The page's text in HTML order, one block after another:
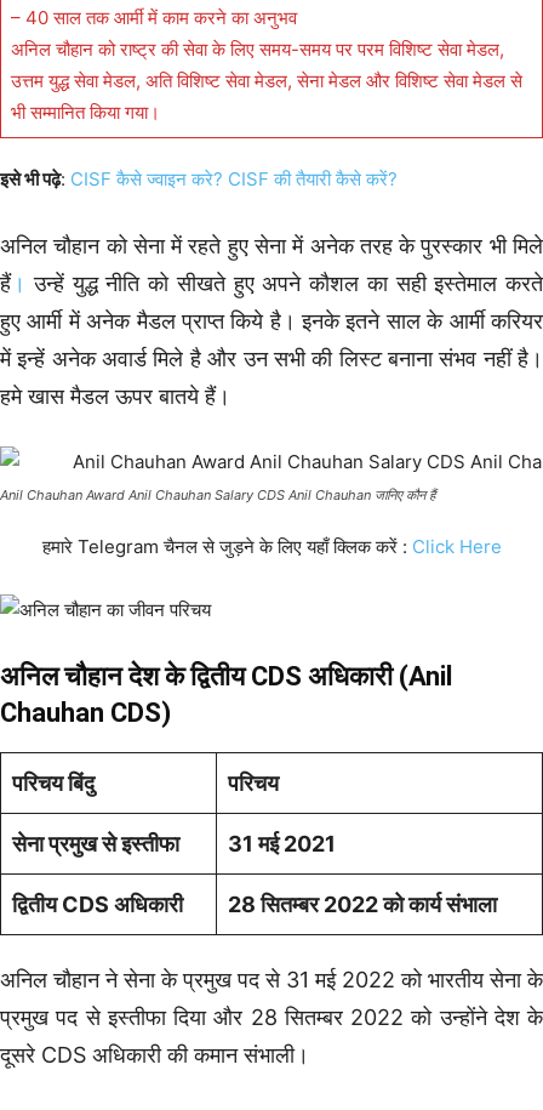
– 40 साल तक आर्मी में काम करने का अनुभव
अनिल चौहान को राष्ट्र की सेवा के लिए समय-समय पर परम विशिष्ट सेवा मेडल,
उत्तम युद्ध सेवा मेडल, अति विशिष्ट सेवा मेडल, सेना मेडल और विशिष्ट सेवा मेडल से
भी सम्मानित किया गया।
इसे भी पढ़े: CISF कैसे ज्वाइन करे? CISF की तैयारी कैसे करें?
अनिल चौहान को सेना में रहते हुए सेना में अनेक तरह के पुरस्कार भी मिले
हैं। उन्हें युद्ध नीति को सीखते हुए अपने कौशल का सही इस्तेमाल करते
हुए आर्मी में अनेक मैडल प्राप्त किये है। इनके इतने साल के आर्मी करियर
में इन्हें अनेक अवार्ड मिले है और उन सभी की लिस्ट बनाना संभव नहीं है।
हमे खास मैडल ऊपर बातये हैं।
Anil Chauhan Award Anil Chauhan Salary CDS Anil Chauhan जानिए कौन हैं
हमारे Telegram चैनल से जुड़ने के लिए यहाँ क्लिक करें : Click Here
अनिल चौहान देश के द्वितीय CDS अधिकारी (Anil
Chauhan CDS)
परिचय बिंदु परिचय
सेना प्रमुख से इस्तीफा 31 मई 2021
द्वितीय CDS अधिकारी 28 सितम्बर 2022 को कार्य संभाला
अनिल चौहान ने सेना के प्रमुख पद से 31 मई 2022 को भारतीय सेना के
प्रमुख पद से इस्तीफा दिया और 28 सितम्बर 2022 को उन्होंने देश के
दूसरे CDS अधिकारी की कमान संभाली।